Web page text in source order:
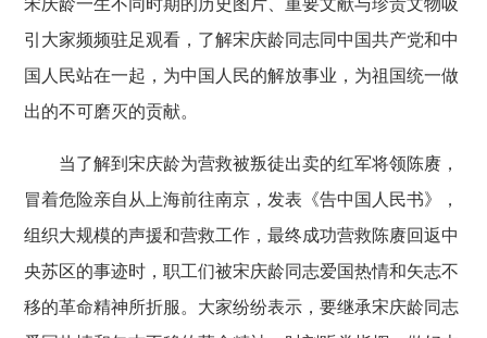
宋庆龄一生不同时期的历史图片、重要文献与珍贵文物吸
引大家频频驻足观看，了解宋庆龄同志同中国共产党和中
国人民站在一起，为中国人民的解放事业，为祖国统一做
出的不可磨灭的贡献。
当了解到宋庆龄为营救被叛徒出卖的红军将领陈赓，
冒着危险亲自从上海前往南京，发表《告中国人民书》，
组织大规模的声援和营救工作，最终成功营救陈赓回返中
央苏区的事迹时，职工们被宋庆龄同志爱国热情和矢志不
移的革命精神所折服。大家纷纷表示，要继承宋庆龄同志